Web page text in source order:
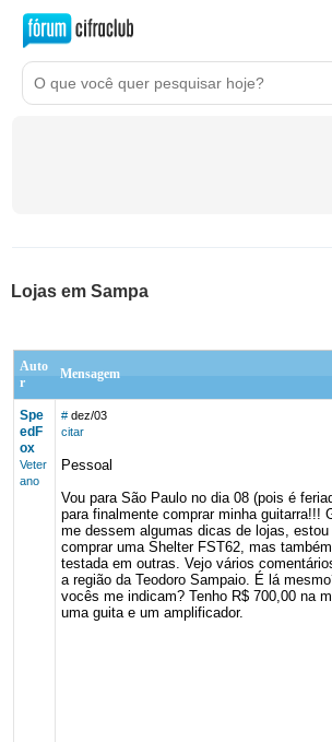
Lojas em Sampa
Auto
r
Mensagem
Spe
edF
ox
Veter
ano
# dez/03
citar
Pessoal
Vou para São Paulo no dia 08 (pois é
para finalmente comprar minha guitarra!!!
me dessem algumas dicas de lojas, estou
comprar uma Shelter FST62, mas
testada em outras. Vejo vários
a região da Teodoro Sampaio. É lá
vocês me indicam? Tenho R$ 700,00 na
uma guita e um amplificador.